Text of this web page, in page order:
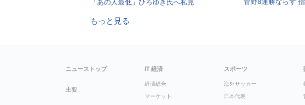
「あの人最低」ひろゆき氏へ私見
もっと見る
ニューストップ
主要
IT 経済
経済総合
マーケット
スポーツ
海外サッカー
日本代表